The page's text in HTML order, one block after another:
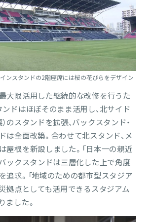
ンスタンドの2階座席には桜の花びらをデザイン
大限活用した継続的な改修を行うた
ンドはほぼそのまま活用し、北サイド
のスタンドを拡張、バックスタンド・
は全面改築。合わせて北スタンド、メ
屋根を新設しました。「日本一の親近
バックスタンドは三層化した上で角度
追求。「地域のための都市型スタジア
災拠点としても活用できるスタジアム
ました。